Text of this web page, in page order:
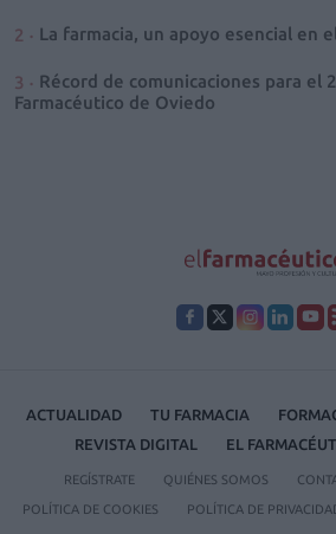
La farmacia, un apoyo esencial en
Récord de comunicaciones para el
Farmacéutico de Oviedo
ACTUALIDAD TU FARMACIA
REVISTA DIGITAL
EL
REGÍSTRATE QUIÉNES SOMOS
POLÍTICA DE COOKIES POLÍTICA DE